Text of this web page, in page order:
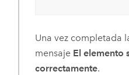
Una vez completada
mensaje El elemento
correctamente.